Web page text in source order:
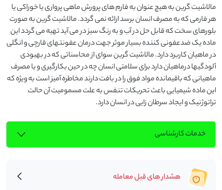
تراتوژنیک و ایجاد سرطان زایی در انسان دارد.
خدمات کارشناسی
هشدار های قبل معامله